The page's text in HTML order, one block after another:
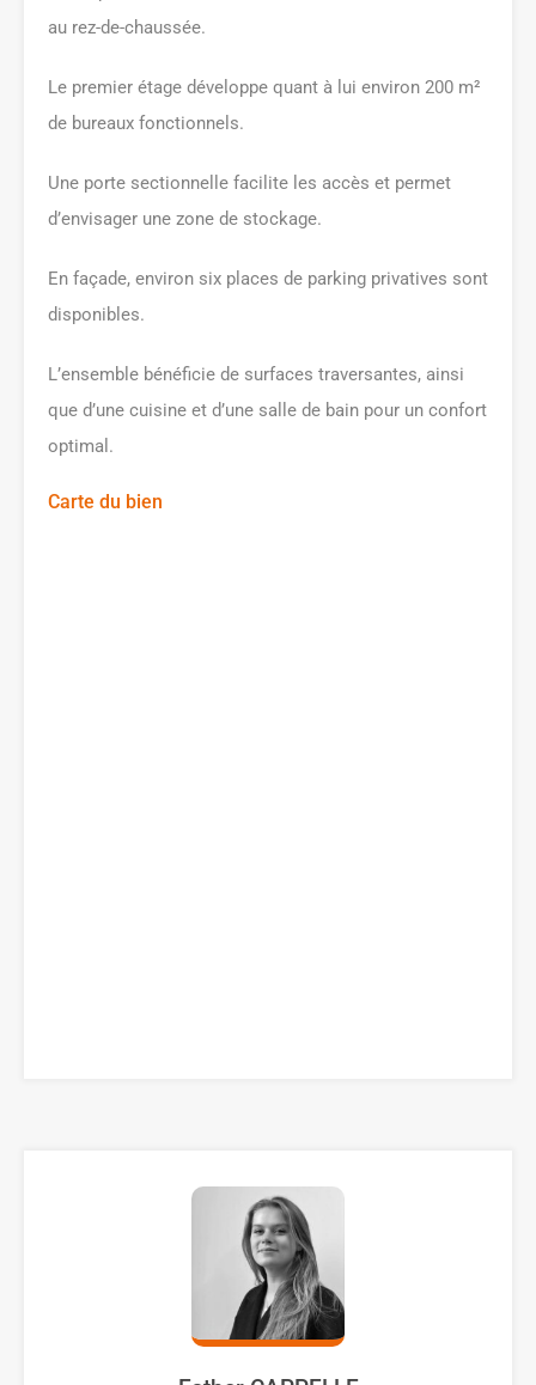
au rez-de-chaussée.
Le premier étage développe quant à lui environ 200 m²
de bureaux fonctionnels.
Une porte sectionnelle facilite les accès et permet
d’envisager une zone de stockage.
En façade, environ six places de parking privatives sont
disponibles.
L’ensemble bénéficie de surfaces traversantes, ainsi
que d’une cuisine et d’une salle de bain pour un confort
optimal.
Carte du bien